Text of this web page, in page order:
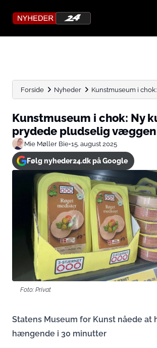
Forside Nyheder Kunstmuseum i
Kunstmuseum i chok: Ny
prydede pludselig væggen
Mie Møller Bie•15. august 2025
Følg nyheder24.dk på Google
Foto: Privat
Statens Museum for Kunst nåede at
hængende i 30 minutter